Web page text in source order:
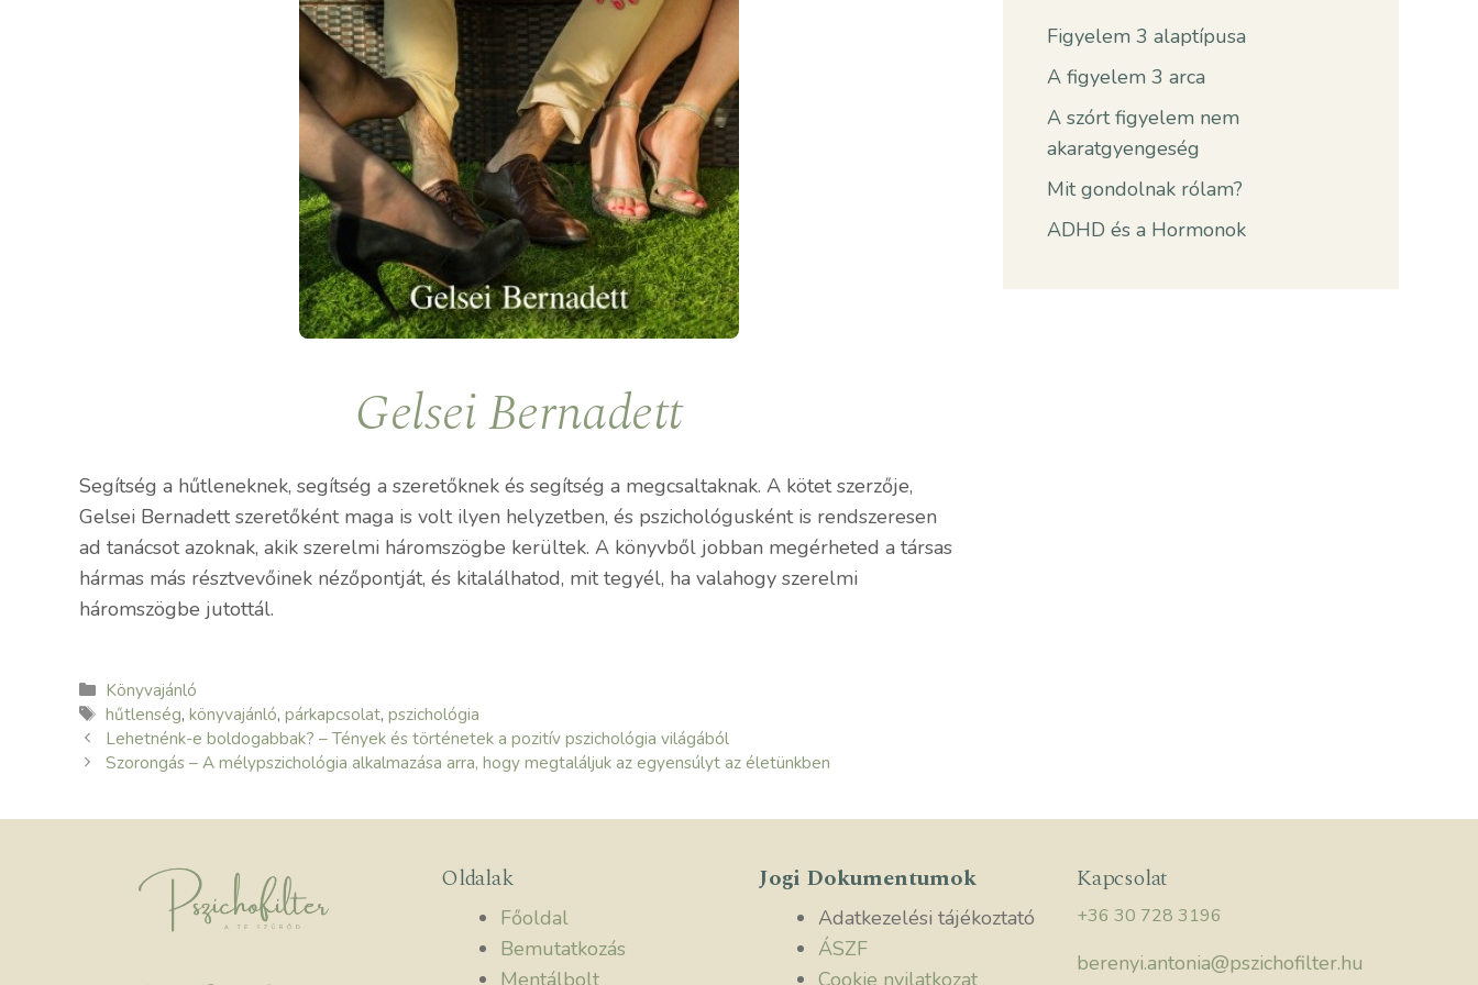
Gelsei Bernadett
Segítség a hűtleneknek, segítség a szeretőknek és segítség a megcsaltaknak. A kötet szerzője,
Gelsei Bernadett szeretőként maga is volt ilyen helyzetben, és pszichológusként is rendszeresen
ad tanácsot azoknak, akik szerelmi háromszögbe kerültek. A könyvből jobban megérheted a társas
hármas más résztvevőinek nézőpontját, és kitalálhatod, mit tegyél, ha valahogy szerelmi
háromszögbe jutottál.
Kategória
Könyvajánló
Címkék
hűtlenség,könyvajánló,párkapcsolat,pszichológia
Lehetnénk-e boldogabbak? – Tények és történetek a pozitív pszichológia világából
Szorongás – A mélypszichológia alkalmazása arra, hogy megtaláljuk az egyensúlyt az életünkben
Figyelem 3 alaptípusa
A figyelem 3 arca
A szórt figyelem nem
akaratgyengeség
Mit gondolnak rólam?
ADHD és a Hormonok
Oldalak
Főoldal
Bemutatkozás
Mentálbolt
Jogi Dokumentumok
Adatkezelési tájékoztató
ÁSZF
Cookie nyilatkozat
Kapcsolat
+36 30 728 3196
berenyi.antonia@pszichofilter.hu